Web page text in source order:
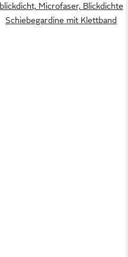
blickdicht, Microfaser, Blickdichte
Schiebegardine mit Klettband